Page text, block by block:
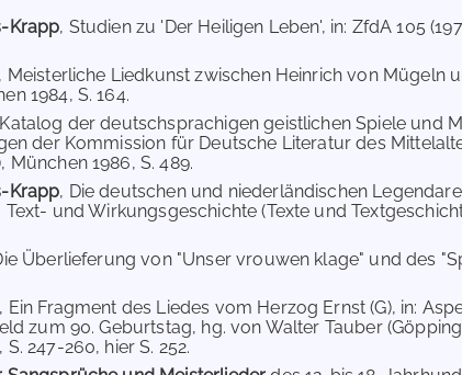
Krapp, Studien zu 'Der Heiligen Leben', in: ZfdA 105
Meisterliche Liedkunst zwischen Heinrich von Mügeln
1984, S. 164.
der deutschsprachigen geistlichen Spiele und
der Kommission für Deutsche Literatur des
München 1986, S. 489.
Krapp, Die deutschen und niederländischen
und Wirkungsgeschichte (Texte und
Überlieferung von "Unser vrouwen klage" und des
, Ein Fragment des Liedes vom Herzog Ernst (G), in:
zum 90. Geburtstag, hg. von Walter Tauber
247-260, hier S. 252.